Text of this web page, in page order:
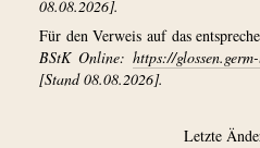
08.08.2026].
Für den Verweis auf das
BStK Online: https://
[Stand 08.08.2026].
Letzte